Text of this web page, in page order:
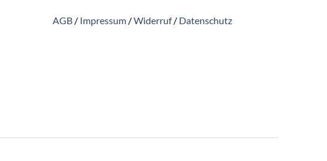
AGB / Impressum /Widerruf/ Datenschutz